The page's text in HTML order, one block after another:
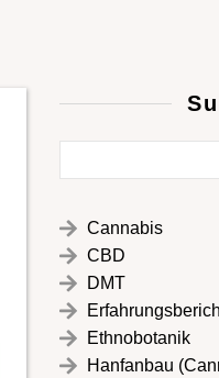
Cannabis
CBD
DMT
Ethnobotanik
Hanfanbau